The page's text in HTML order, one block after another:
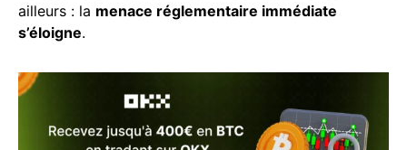
ailleurs : la menace réglementaire immédiate
s’éloigne.